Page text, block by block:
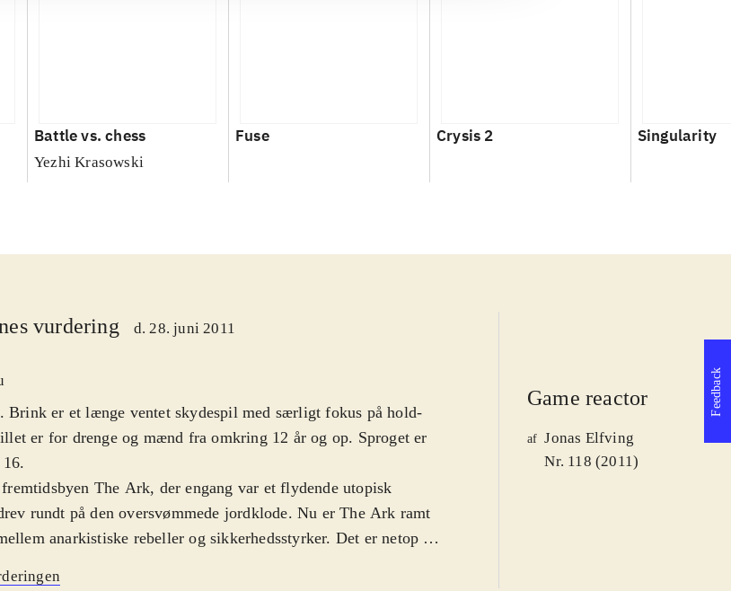
Battle vs. chess
Yezhi Krasowski
Fuse Crysis 2 Singularity
vurdering d. 28. juni 2011
Brink er et længe ventet skydespil med særligt fokus på hold-
er for drenge og mænd fra omkring 12 år og op. Sproget er
.
The Ark, der engang var et flydende utopisk
rundt på den oversvømmede jordklode. Nu er The Ark ramt
anarkistiske rebeller og sikkerhedsstyrker. Det er netop en
Game reactor
af Jonas Elfving
Nr. 118 (2011)
Feedback